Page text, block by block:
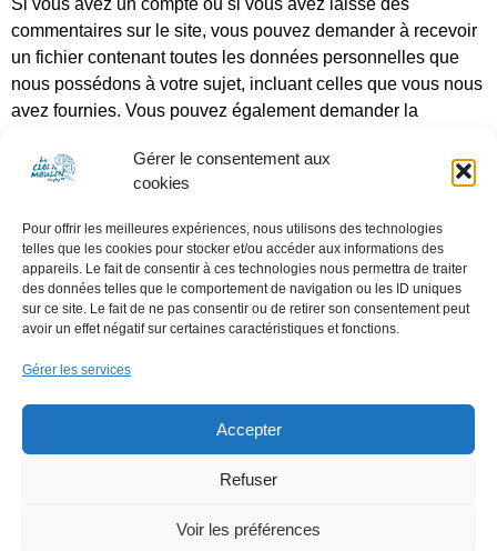
Gérer le consentement aux
cookies
Pour offrir les meilleures expériences, nous utilisons des technologies
telles que les cookies pour stocker et/ou accéder aux informations des
appareils. Le fait de consentir à ces technologies nous permettra de traiter
des données telles que le comportement de navigation ou les ID uniques
sur ce site. Le fait de ne pas consentir ou de retirer son consentement peut
avoir un effet négatif sur certaines caractéristiques et fonctions.
Gérer les services
Accepter
Refuser
Voir les préférences
Si vous avez un compte ou si vous avez laissé des
commentaires sur le site, vous pouvez demander à recevoir
un fichier contenant toutes les données personnelles que
nous possédons à votre sujet, incluant celles que vous nous
avez fournies. Vous pouvez également demander la
Cela ne prend pas en compte les données stockées à des
fins administratives, légales ou pour des raisons de sécurité.
Transmission de vos données
personnelles
Les commentaires des visiteurs peuvent être vérifiés à l’aide
d’un service automatisé de détection des commentaires
Politique de confidentialité